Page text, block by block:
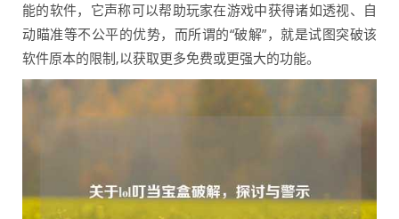
能的软件，它声称可以帮助玩家在游戏中获得诸如透视、自
动瞄准等不公平的优势，而所谓的“破解”，就是试图突破该
软件原本的限制,以获取更多免费或更强大的功能。